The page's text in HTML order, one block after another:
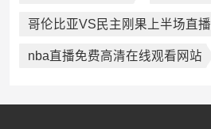
哥伦比亚VS民主刚果上半场直播
nba直播免费高清在线观看网站